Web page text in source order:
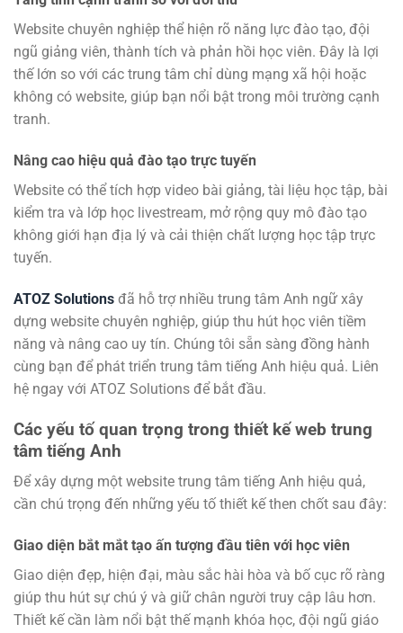
Website chuyên nghiệp thể hiện rõ năng lực đào tạo, đội
ngũ giảng viên, thành tích và phản hồi học viên. Đây là lợi
thế lớn so với các trung tâm chỉ dùng mạng xã hội hoặc
không có website, giúp bạn nổi bật trong môi trường cạnh
tranh.
Nâng cao hiệu quả đào tạo trực tuyến
Website có thể tích hợp video bài giảng, tài liệu học tập, bài
kiểm tra và lớp học livestream, mở rộng quy mô đào tạo
không giới hạn địa lý và cải thiện chất lượng học tập trực
tuyến.
ATOZ Solutions đã hỗ trợ nhiều trung tâm Anh ngữ xây
dựng website chuyên nghiệp, giúp thu hút học viên tiềm
năng và nâng cao uy tín. Chúng tôi sẵn sàng đồng hành
cùng bạn để phát triển trung tâm tiếng Anh hiệu quả. Liên
hệ ngay với ATOZ Solutions để bắt đầu.
Các yếu tố quan trọng trong thiết kế web trung
tâm tiếng Anh
Để xây dựng một website trung tâm tiếng Anh hiệu quả,
cần chú trọng đến những yếu tố thiết kế then chốt sau đây:
Giao diện bắt mắt tạo ấn tượng đầu tiên với học viên
Giao diện đẹp, hiện đại, màu sắc hài hòa và bố cục rõ ràng
giúp thu hút sự chú ý và giữ chân người truy cập lâu hơn.
Thiết kế cần làm nổi bật thế mạnh khóa học, đội ngũ giáo